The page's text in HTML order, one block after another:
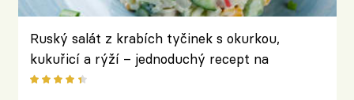
Ruský salát z krabích tyčinek s okurkou,
kukuřicí a rýží – jednoduchý recept na
vynikající chuťovku